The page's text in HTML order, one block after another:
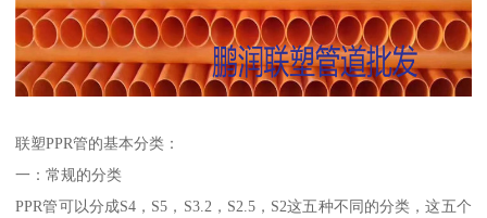
联塑PPR管的基本分类：
一：常规的分类
PPR管可以分成S4，S5，S3.2，S2.5，S2这五种不同的分类，这五个